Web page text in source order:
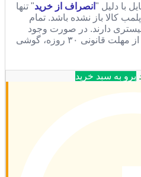
دلیل "انصراف از خرید" تنها
باز نشده باشد. تمام
دارند. در صورت وجود
مشکل رجیستری، می‌توانید بعد از مهلت قانونی ۳۰ روزه، گوشی
به سبد خرید